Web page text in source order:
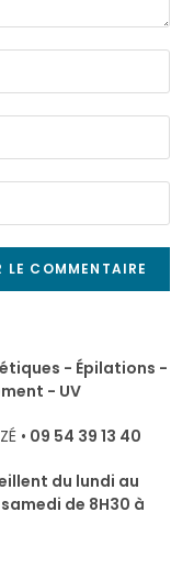
- Épilations -
- UV
• 09 54 39 13 40
du lundi au
de 8H30 à